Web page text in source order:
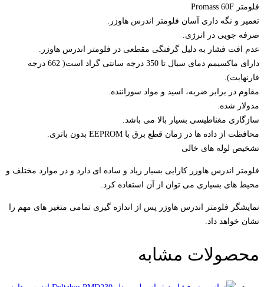
فلومتر Promass 60F
تعمیر و نگه داری آسان فلومتر اندرس هاوزر.
صرفه جویی در انرژی.
عدم افت فشار به دلیل گرفتگی مقطعی در فلومتر اندرس هاوزر.
دارای ماکسیمم دمای سیال تا 350 درجه سانتی گراد است( 662 درجه
فارنهایت).
مقاوم در برابر ضربه، اسید و مواد سوزاننده.
مدولار شده.
سازگاری مغناطیسی بسیار بالا می باشد.
محافظت از داده ها در زمان قطع برق با EEPROM بدون باتری.
تشخیص لوله های خالی
فلومتر اندرس هاوزر کارایی بسیار زیاد و ساده ای دارد و در موارد مختلف و
محیط های بسیاری می توان از آن استفاده کرد.
نمایشگر فلومتر اندرس هاوزر پس از اندازه گیری تمامی متغیر های مهم را
نشان خواهد داد.
محصولات مشابه